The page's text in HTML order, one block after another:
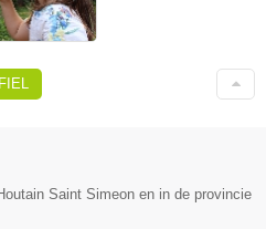
Saint Simeon en in de provincie